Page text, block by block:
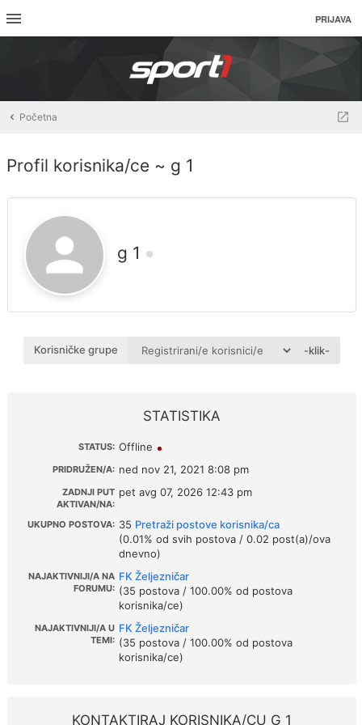
PRIJAVA
Početna
Profil korisnika/ce ~ g 1
g 1
Korisničke grupe -klik-
STATISTIKA
STATUS: Offline
PRIDRUŽEN/A: ned nov 21, 2021 8:08 pm
ZADNJI PUT
AKTIVAN/NA:
pet avg 07, 2026 12:43 pm
UKUPNO POSTOVA: 35 Pretraži postove korisnika/ca
(0.01% od svih postova / 0.02 post(a)/ova
dnevno)
NAJAKTIVNIJI/A NA
FORUMU:
FK Željezničar
(35 postova / 100.00% od postova
korisnika/ce)
NAJAKTIVNIJI/A U
TEMI:
FK Željezničar
(35 postova / 100.00% od postova
korisnika/ce)
KONTAKTIRAJ KORISNIKA/CU G 1